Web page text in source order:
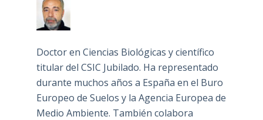
Doctor en Ciencias Biológicas y científico
titular del CSIC Jubilado. Ha representado
durante muchos años a España en el Buro
Europeo de Suelos y la Agencia Europea de
Medio Ambiente. También colabora